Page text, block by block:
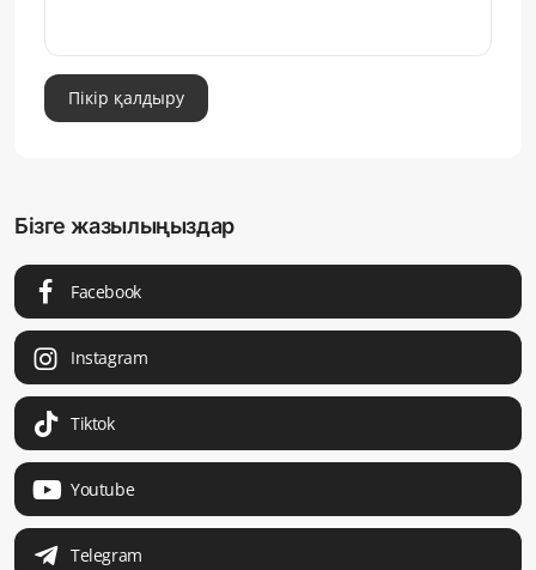
Пікір қалдыру
Бізге жазылыңыздар
Facebook
Instagram
Tiktok
Youtube
Telegram